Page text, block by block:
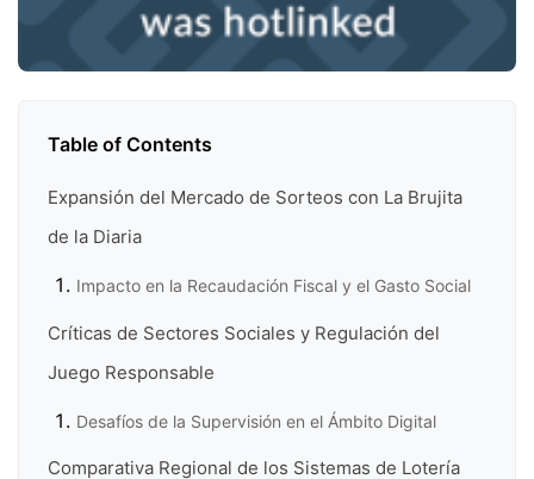
Table of Contents
Expansión del Mercado de Sorteos con La Brujita
de la Diaria
Impacto en la Recaudación Fiscal y el Gasto Social
Críticas de Sectores Sociales y Regulación del
Juego Responsable
Desafíos de la Supervisión en el Ámbito Digital
Comparativa Regional de los Sistemas de Lotería